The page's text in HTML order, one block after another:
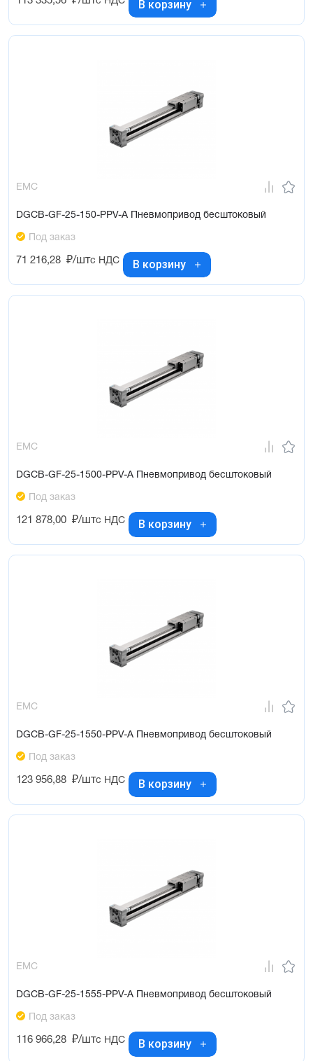
В корзину
EMC
DGCB-GF-25-150-PPV-A Пневмопривод бесштоковый
Под заказ
71 216,28 ₽/штс НДС В корзину
EMC
DGCB-GF-25-1500-PPV-A Пневмопривод бесштоковый
Под заказ
121 878,00 ₽/штс НДС В корзину
EMC
DGCB-GF-25-1550-PPV-A Пневмопривод бесштоковый
Под заказ
123 956,88 ₽/штс НДС В корзину
EMC
DGCB-GF-25-1555-PPV-A Пневмопривод бесштоковый
Под заказ
116 966,28 ₽/штс НДС В корзину